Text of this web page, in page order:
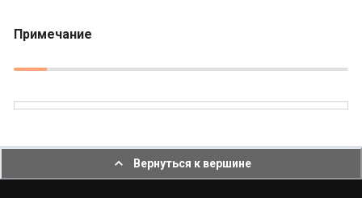
Примечание
Вернуться к вершине